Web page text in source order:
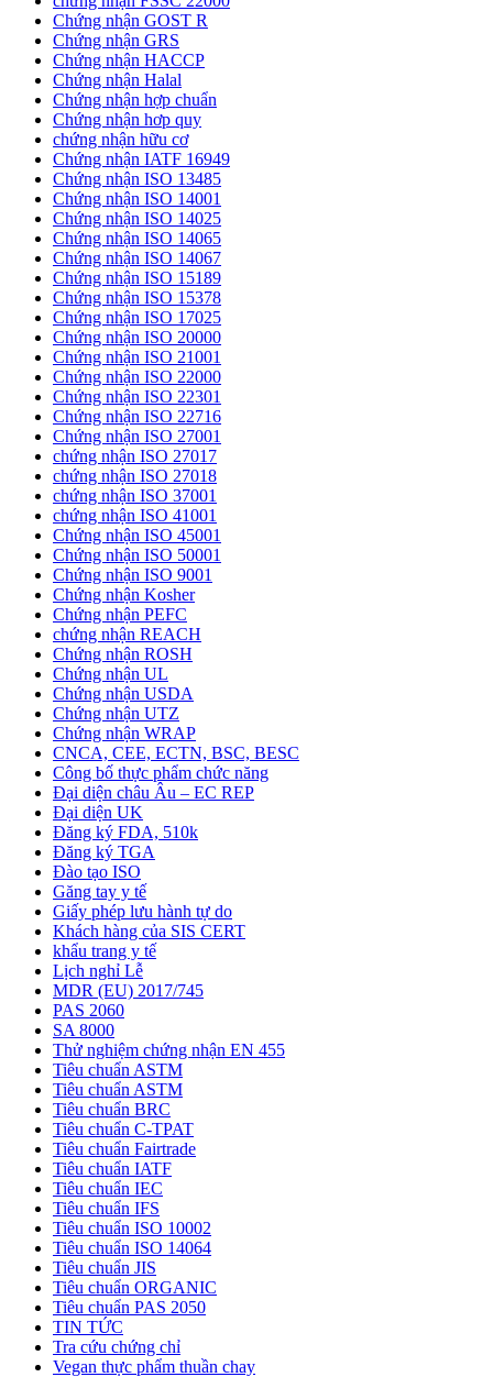
Chứng nhận GOST R
Chứng nhận GRS
Chứng nhận HACCP
Chứng nhận Halal
Chứng nhận hợp chuẩn
Chứng nhận hơp quy
chứng nhận hữu cơ
Chứng nhận IATF 16949
Chứng nhận ISO 13485
Chứng nhận ISO 14001
Chứng nhận ISO 14025
Chứng nhận ISO 14065
Chứng nhận ISO 14067
Chứng nhận ISO 15189
Chứng nhận ISO 15378
Chứng nhận ISO 17025
Chứng nhận ISO 20000
Chứng nhận ISO 21001
Chứng nhận ISO 22000
Chứng nhận ISO 22301
Chứng nhận ISO 22716
Chứng nhận ISO 27001
chứng nhận ISO 27017
chứng nhận ISO 27018
chứng nhận ISO 37001
chứng nhận ISO 41001
Chứng nhận ISO 45001
Chứng nhận ISO 50001
Chứng nhận ISO 9001
Chứng nhận Kosher
Chứng nhận PEFC
chứng nhận REACH
Chứng nhận ROSH
Chứng nhận UL
Chứng nhận USDA
Chứng nhận UTZ
Chứng nhận WRAP
CNCA, CEE, ECTN, BSC, BESC
Công bố thực phẩm chức năng
Đại diện châu Âu – EC REP
Đại diện UK
Đăng ký FDA, 510k
Đăng ký TGA
Đào tạo ISO
Găng tay y tế
Giấy phép lưu hành tự do
Khách hàng của SIS CERT
khẩu trang y tế
Lịch nghỉ Lễ
MDR (EU) 2017/745
PAS 2060
SA 8000
Thử nghiệm chứng nhận EN 455
Tiêu chuẩn ASTM
Tiêu chuẩn ASTM
Tiêu chuẩn BRC
Tiêu chuẩn C-TPAT
Tiêu chuẩn Fairtrade
Tiêu chuẩn IATF
Tiêu chuẩn IEC
Tiêu chuẩn IFS
Tiêu chuẩn ISO 10002
Tiêu chuẩn ISO 14064
Tiêu chuẩn JIS
Tiêu chuẩn ORGANIC
Tiêu chuẩn PAS 2050
TIN TỨC
Tra cứu chứng chỉ
Vegan thực phẩm thuần chay